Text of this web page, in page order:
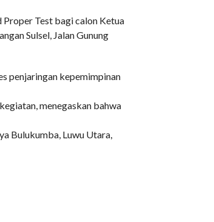
Proper Test bagi calon Ketua
Sulsel, Jalan Gunung
penjaringan kepemimpinan
menegaskan bahwa
Bulukumba, Luwu Utara,